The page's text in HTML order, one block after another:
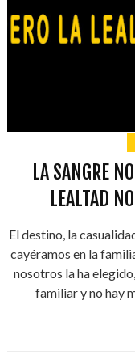
LA SANGRE
LEALTAD
El destino, la
cayéramos en la
nosotros la ha
familiar y no hay